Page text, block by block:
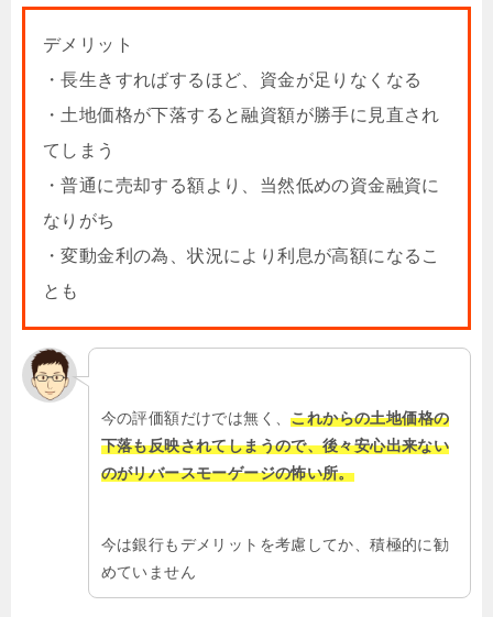
デメリット
・長生きすればするほど、資金が足りなくなる
・土地価格が下落すると融資額が勝手に見直され
てしまう
・普通に売却する額より、当然低めの資金融資に
なりがち
・変動金利の為、状況により利息が高額になるこ
とも
今の評価額だけでは無く、これからの土地価格の
下落も反映されてしまうので、後々安心出来ない
のがリバースモーゲージの怖い所。
今は銀行もデメリットを考慮してか、積極的に勧
めていません